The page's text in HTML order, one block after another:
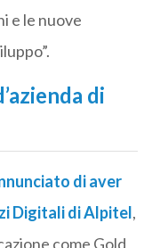
e le nuove
di
di aver
Digitali di Alpitel,
come Gold